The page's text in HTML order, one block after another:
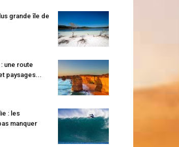
grande île de
une route
paysages...
: les
manquer